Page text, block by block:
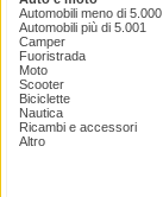
Automobili meno di 5.000
Automobili più di 5.001
Camper
Fuoristrada
Moto
Scooter
Biciclette
Nautica
Ricambi e accessori
Altro